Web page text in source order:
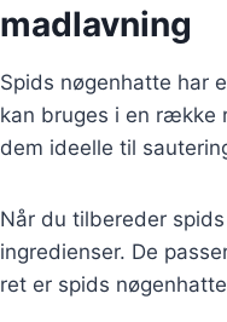
madlavning
Spids nøgenhatte har
kan bruges i en række
dem ideelle til
Når du tilbereder
ingredienser. De
ret er spids